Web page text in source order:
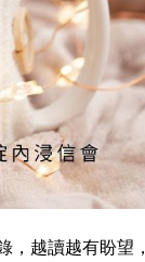
，越讀越有盼望，